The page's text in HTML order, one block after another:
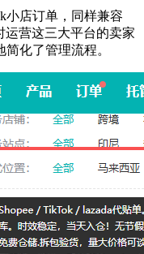
小店订单，同样兼容
运营这三大平台的卖家
化了管理流程。